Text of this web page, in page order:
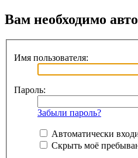
Вам необходимо
Имя пользователя:
Пароль:
Забыли пароль?
Автоматически
Скрыть моё